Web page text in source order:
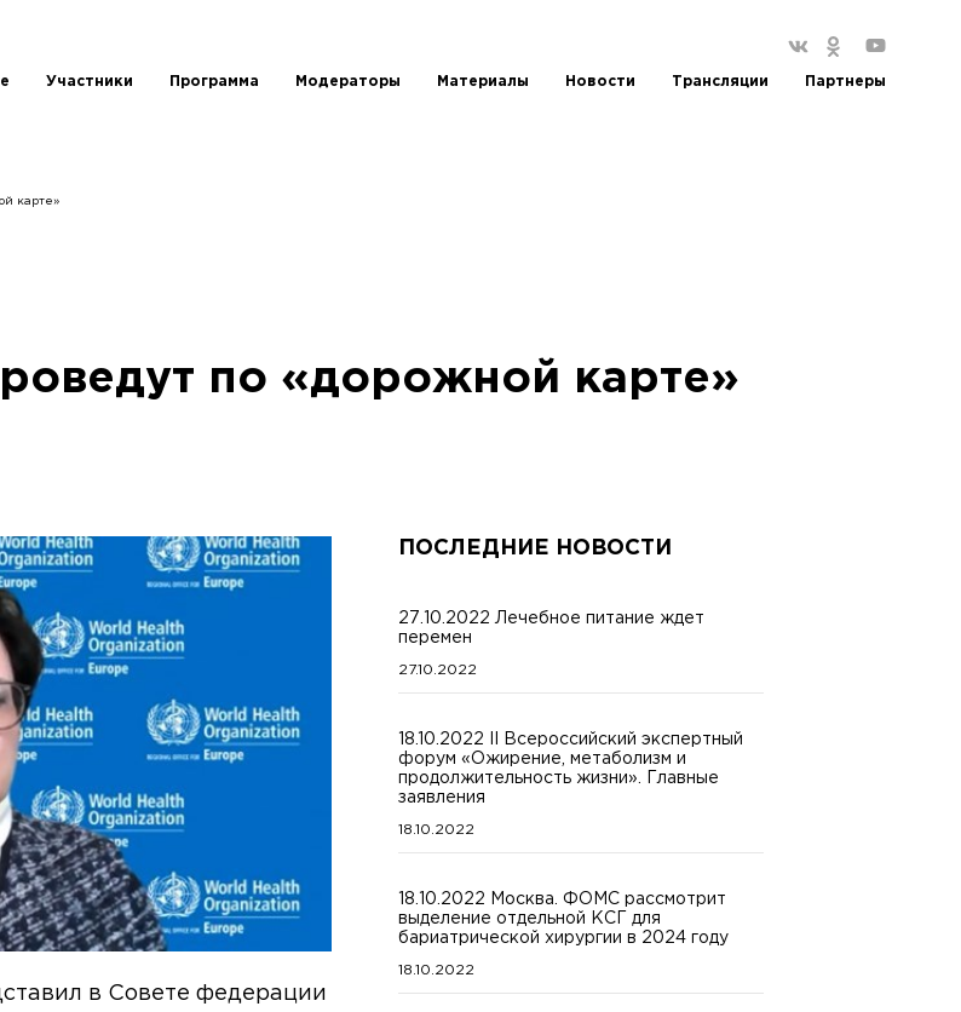
Участники Программа Модераторы Материалы Новости Трансляции Партнеры
карте»
по «дорожной карте»
в Совете федерации
ПОСЛЕДНИЕ НОВОСТИ
27.10.2022 Лечебное питание ждет
перемен
27.10.2022
18.10.2022 II Всероссийский экспертный
форум «Ожирение, метаболизм и
продолжительность жизни». Главные
заявления
18.10.2022
18.10.2022 Москва. ФОМС рассмотрит
выделение отдельной КСГ для
бариатрической хирургии в 2024 году
18.10.2022